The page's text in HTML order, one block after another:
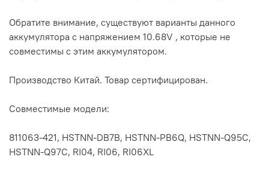
Обратите внимание, существуют варианты данного
аккумулятора с напряжением 10.68V , которые не
совместимы с этим аккумулятором.
Производство Китай. Товар сертифицирован.
Совместимые модели:
811063-421, HSTNN-DB7B, HSTNN-PB6Q, HSTNN-Q95C,
HSTNN-Q97C, RI04, RI06, RI06XL